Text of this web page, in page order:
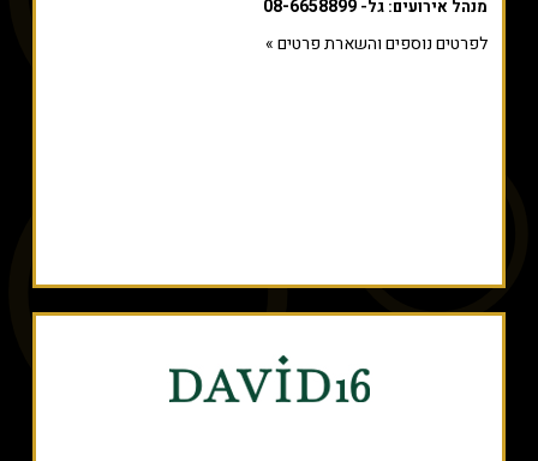
מנהל אירועים: גל- 08-6658899
לפרטים נוספים והשארת פרטים »